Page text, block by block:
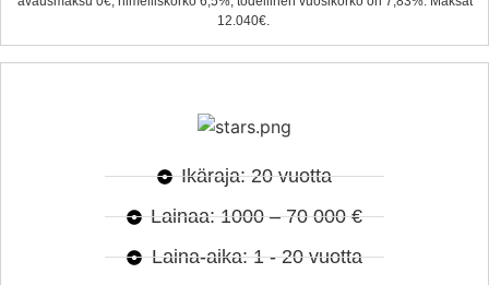
12.040€.
Ikäraja: 20 vuotta
Lainaa: 1000 – 70 000 €
Laina-aika: 1 - 20 vuotta